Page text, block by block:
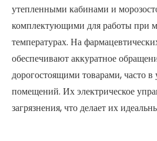
утепленными кабинами и
комплектующими для работы при
температурах. На
обеспечивают аккуратное
дорогостоящими товарами, часто
помещений. Их электрическое
загрязнения, что делает их